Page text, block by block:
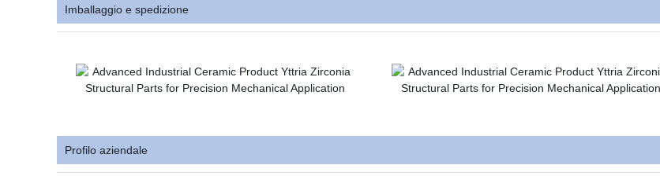
Imballaggio e spedizione
Profilo aziendale